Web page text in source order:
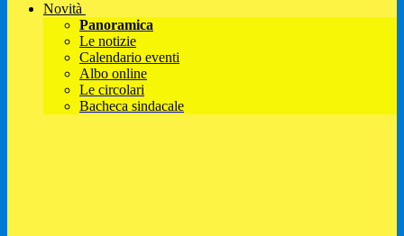
Novità
Panoramica
Le notizie
Calendario eventi
Albo online
Le circolari
Bacheca sindacale